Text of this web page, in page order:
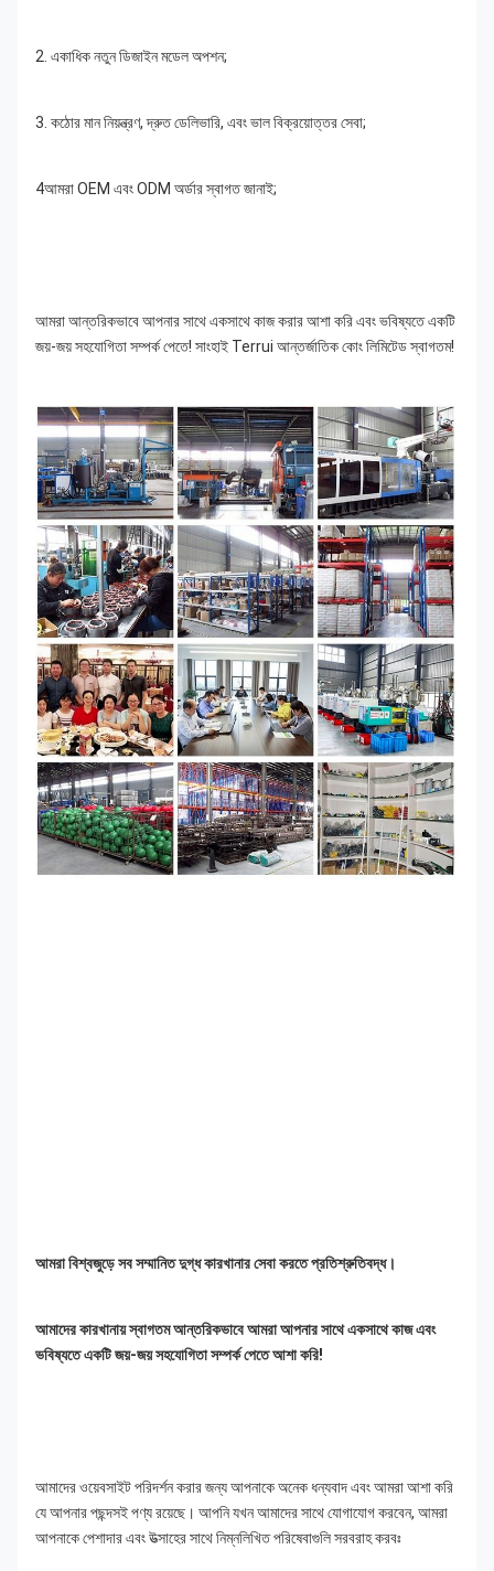
2. একাধিক নতুন ডিজাইন মডেল অপশন;
3. কঠোর মান নিয়ন্ত্রণ, দ্রুত ডেলিভারি, এবং ভাল বিক্রয়োত্তর সেবা;
4আমরা OEM এবং ODM অর্ডার স্বাগত জানাই;
আমরা আন্তরিকভাবে আপনার সাথে একসাথে কাজ করার আশা করি এবং ভবিষ্যতে একটি
জয়-জয় সহযোগিতা সম্পর্ক পেতে! সাংহাই Terrui আন্তর্জাতিক কোং লিমিটেড স্বাগতম!
আমরা বিশ্বজুড়ে সব সম্মানিত দুগ্ধ কারখানার সেবা করতে প্রতিশ্রুতিবদ্ধ।
আমাদের কারখানায় স্বাগতম আন্তরিকভাবে আমরা আপনার সাথে একসাথে কাজ এবং
ভবিষ্যতে একটি জয়-জয় সহযোগিতা সম্পর্ক পেতে আশা করি!
আমাদের ওয়েবসাইট পরিদর্শন করার জন্য আপনাকে অনেক ধন্যবাদ এবং আমরা আশা করি
যে আপনার পছন্দসই পণ্য রয়েছে। আপনি যখন আমাদের সাথে যোগাযোগ করবেন, আমরা
আপনাকে পেশাদার এবং উত্সাহের সাথে নিম্নলিখিত পরিষেবাগুলি সরবরাহ করবঃ